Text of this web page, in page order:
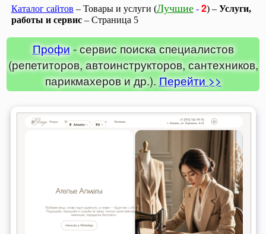
Каталог сайтов – Товары и услуги (Лучшие - 2) – Услуги,
работы и сервис– Страница 5
Профи- сервис поиска специалистов
(репетиторов, автоинструкторов, сантехников,
парикмахеров и др.).Перейти >>